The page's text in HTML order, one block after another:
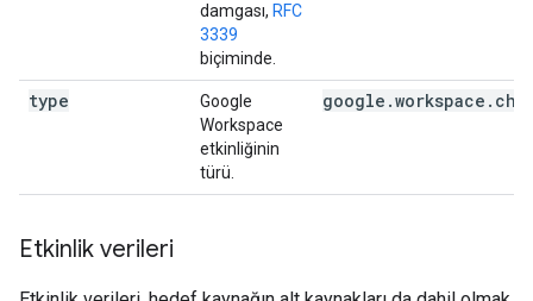
damgası, RFC
3339
biçiminde.
type
Google
Workspace
etkinliğinin
türü.
Etkinlik verileri